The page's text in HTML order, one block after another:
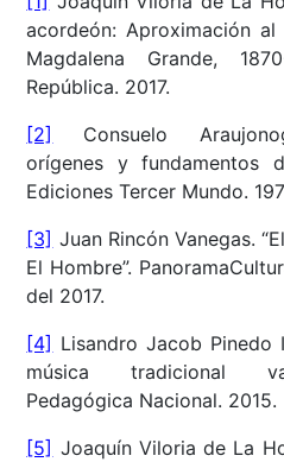
acordeón: Aproximación
Magdalena Grande,
República. 2017.
[2]
Consuelo
orígenes y fundamentos
Ediciones Tercer Mundo.
[3] Juan Rincón Vanegas.
El Hombre”.
del 2017.
[4] Lisandro Jacob Pinedo
música tradicional
Pedagógica Nacional. 2015.
[5] Joaquín Viloria de La